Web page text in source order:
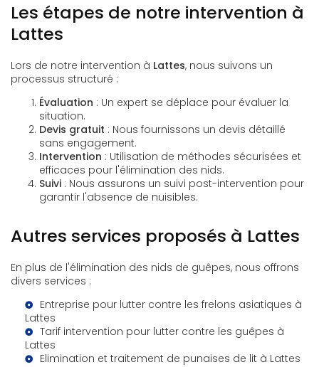
Les étapes de notre intervention à
Lattes
Lors de notre intervention à Lattes, nous suivons un
processus structuré :
Évaluation : Un expert se déplace pour évaluer la
situation.
Devis gratuit : Nous fournissons un devis détaillé
sans engagement.
Intervention : Utilisation de méthodes sécurisées et
efficaces pour l'élimination des nids.
Suivi : Nous assurons un suivi post-intervention pour
garantir l'absence de nuisibles.
Autres services proposés à Lattes
En plus de l'élimination des nids de guêpes, nous offrons
divers services :
Entreprise pour lutter contre les frelons asiatiques à
Lattes
Tarif intervention pour lutter contre les guêpes à
Lattes
Elimination et traitement de punaises de lit à Lattes